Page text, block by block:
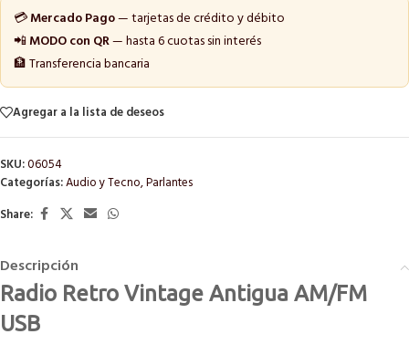
💳Mercado Pago— tarjetas de crédito y débito
📲MODO con QR— hasta 6 cuotas sin interés
🏦 Transferencia bancaria
Agregar a la lista de deseos
SKU:06054
Categorías:Audio y Tecno,Parlantes
Share:
Descripción
Radio Retro Vintage Antigua AM/FM
USB